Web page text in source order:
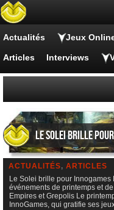
Actualités Jeux
Articles Interviews
Le Solei brille
ACTUALITÉS, ARTICLES
Le Solei brille pour
événements de printemps et
Empires et Grepolis Le
InnoGames, qui gratifie ses